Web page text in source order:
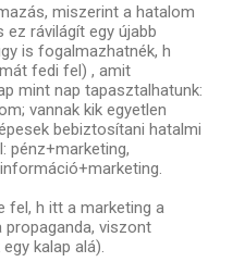
miszerint a hatalom
rávilágít egy újabb
is fogalmazhatnék, h
fedi fel) , amit
mint nap tapasztalhatunk:
vannak kik egyetlen
bebiztosítani hatalmi
pénz+marketing,
fel, h itt a marketing a
viszont
kalap alá).